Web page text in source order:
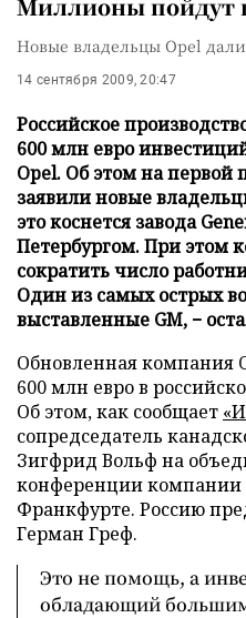
Миллионы пойдут
Новые владельцы Opel
14 сентября 2009, 20:47
Российское
600 млн евро
Opel. Об этом на первой
заявили новые
это коснется завода
Петербургом. При этом
сократить число
Один из самых острых
выставленные GM, −
Обновленная компания
600 млн евро в
Об этом, как сообщает
сопредседатель
Зигфрид Вольф на
конференции компании
Франкфурте. Россию
Герман Греф.
Это не помощь, а
обладающий